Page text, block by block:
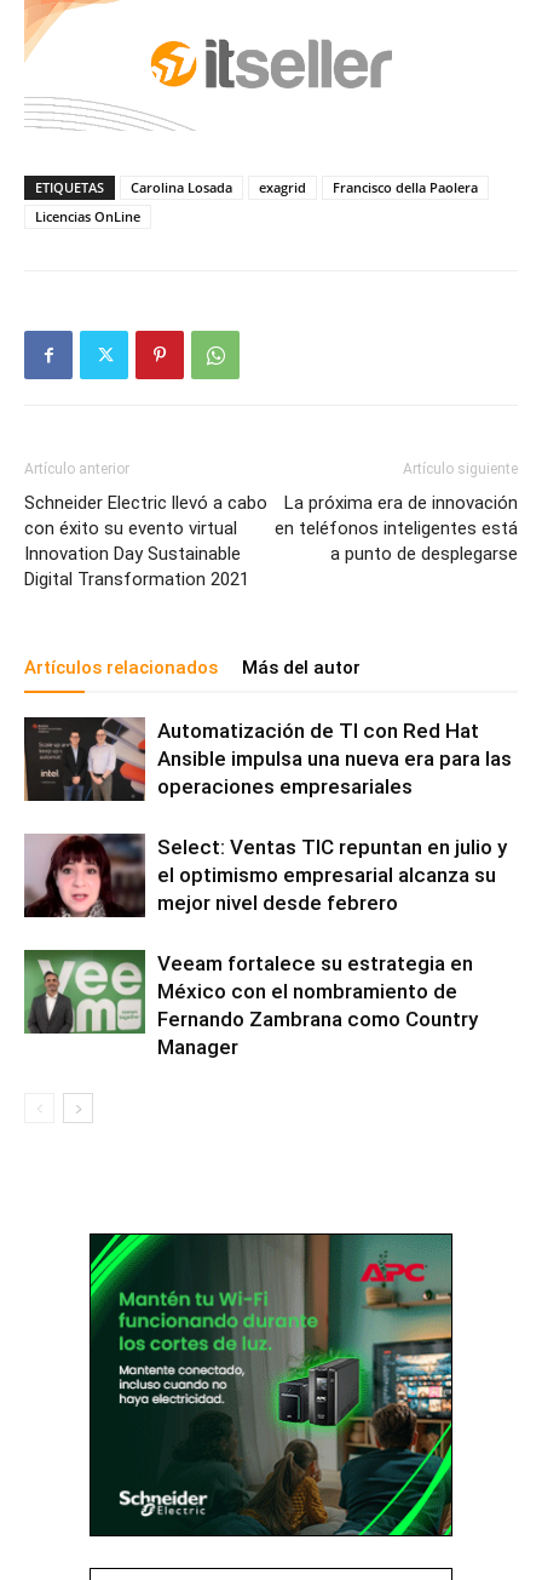
ETIQUETAS Carolina Losada exagrid
Francisco della Paolera
Licencias OnLine
Artículo anterior
Schneider Electric llevó a cabo
con éxito su evento virtual
Innovation Day Sustainable
Digital Transformation 2021
Artículo siguiente
La próxima era de innovación
en teléfonos inteligentes está
a punto de desplegarse
Artículos relacionados Más del autor
Automatización de TI con Red Hat
Ansible impulsa una nueva era para las
operaciones empresariales
Select: Ventas TIC repuntan en julio y
el optimismo empresarial alcanza su
mejor nivel desde febrero
Veeam fortalece su estrategia en
México con el nombramiento de
Fernando Zambrana como Country
Manager